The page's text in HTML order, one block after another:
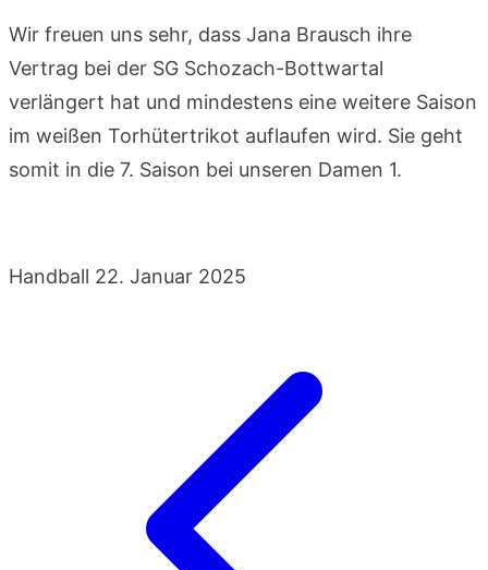
Wir freuen uns sehr, dass Jana Brausch ihre
Vertrag bei der SG Schozach-Bottwartal
verlängert hat und mindestens eine weitere Saison
im weißen Torhütertrikot auflaufen wird. Sie geht
somit in die 7. Saison bei unseren Damen 1.
Handball 22. Januar 2025